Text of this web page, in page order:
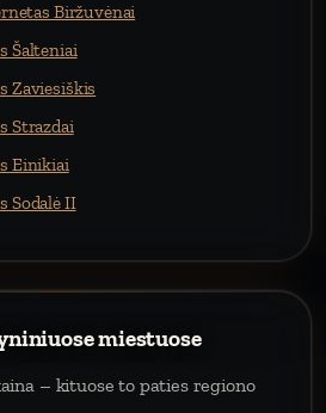
Biržuvėnai
Šalteniai
Zaviesiškis
Strazdai
Einikiai
Sodalė II
miestuose
– kituose to paties regiono